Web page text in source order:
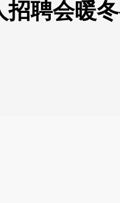
招聘会暖